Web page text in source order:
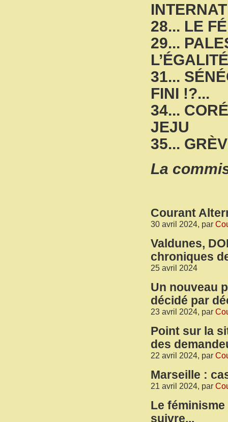
28... LE
29...
31...
FINI !?...
34...
JEJU
35...
La
Courant
30 avril 2024, par
Valdunes,
chroniques
25 avril 2024
Un nouveau
décidé par
23 avril 2024, par
Point sur la
des
22 avril 2024, par
Marseille :
21 avril 2024, par
Le féminisme
suivre...